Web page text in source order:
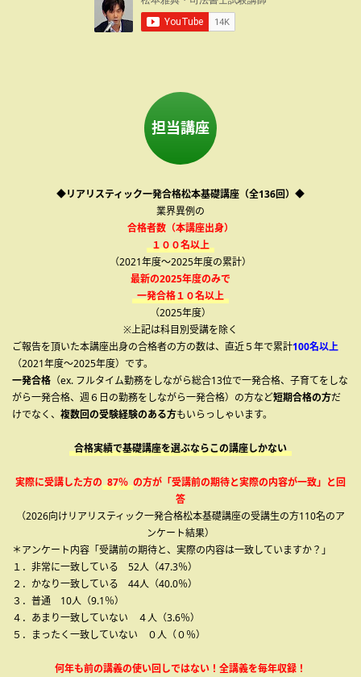
担当講座
◆リアリスティック一発合格松本基礎講座（全136回）◆
業界異例の
合格者数（本講座出身）
１００名以上
（2021年度～2025年度の累計）
最新の2025年度のみで
一発合格１０名以上
（2025年度）
※上記は科目別受講を除く
ご報告を頂いた本講座出身の合格者の方の数は、直近５年で累計100名以上
（2021年度～2025年度）です。
一発合格 （ex. フルタイム勤務をしながら総合13位で一発合格、子育てをしな
がら一発合格、週６日の勤務をしながら一発合格）の方など短期合格の方だ
けでなく、 複数回の受験経験のある方もいらっしゃいます。
合格実績で基礎講座を選ぶならこの講座しかない
実際に受講した方の 87％ の方が「受講前の期待と実際の内容が一致」と回
答
（2026向けリアリスティック一発合格松本基礎講座の受講生の方110名のア
ンケート結果）
＊アンケート内容「受講前の期待と、実際の内容は一致していますか？」
１．非常に一致している 52人（47.3％）
２．かなり一致している 44人（40.0％）
３．普通 10人（9.1％）
４．あまり一致していない ４人（3.6％）
５．まったく一致していない ０人（０％）
何年も前の講義の使い回しではない！全講義を毎年収録！